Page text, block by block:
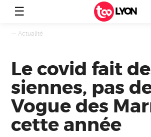
☰ LYON
— Actualité
Le covid fait
siennes, pas
Vogue des
cette année